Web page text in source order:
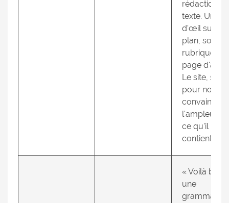
rédaction de
texte. Un
d'œil sur le
plan, sous la
rubrique de
page
Le site, suffit
pour nous
convaincre
l'ampleur de
ce qu'il
contient. »
« Voilà bien
une
grammaire